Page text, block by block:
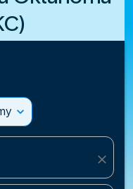
expand_more
close